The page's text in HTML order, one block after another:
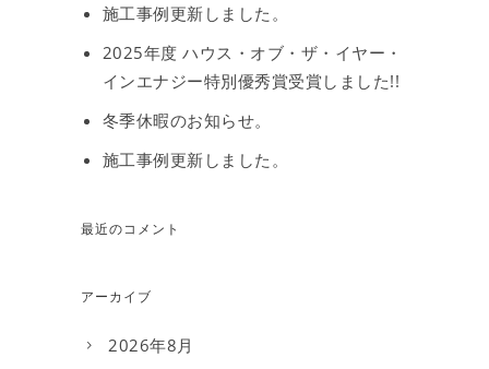
施工事例更新しました。
2025年度 ハウス・オブ・ザ・イヤー・
インエナジー特別優秀賞受賞しました!!
冬季休暇のお知らせ。
施工事例更新しました。
最近のコメント
アーカイブ
2026年8月